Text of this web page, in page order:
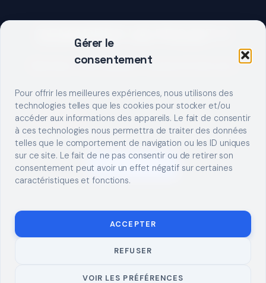
Gérer le
consentement
Pour offrir les meilleures expériences, nous utilisons des
technologies telles que les cookies pour stocker et/ou
accéder aux informations des appareils. Le fait de consentir
à ces technologies nous permettra de traiter des données
telles que le comportement de navigation ou les ID uniques
sur ce site. Le fait de ne pas consentir ou de retirer son
consentement peut avoir un effet négatif sur certaines
caractéristiques et fonctions.
ACCEPTER
REFUSER
VOIR LES PRÉFÉRENCES
DEMARRER UN PROJET ?
Décrivez votre besoin, trouvez le bon pro.
S'INSCRIRE